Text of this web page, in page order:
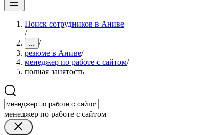
Поиск сотрудников в Аниве
/
... /
резюме в Аниве/
менеджер по работе с сайтом/
полная занятость
менеджер по работе с сайтом